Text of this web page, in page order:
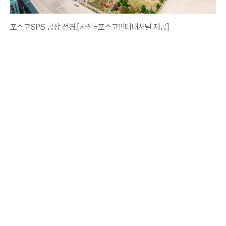
포스코SPS 공장 전경.[사진=포스코인터내셔널 제공]